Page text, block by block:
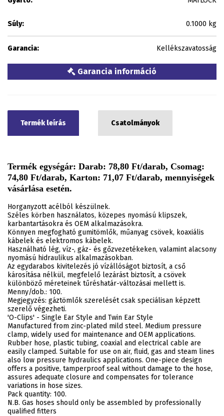
Súly: 0.1000 kg
Garancia: Kellékszavatosság
Garancia információ
Termék leírás Csatolmányok
Termék egységár: Darab: 78,80 Ft/darab, Csomag:
74,80 Ft/darab, Karton: 71,07 Ft/darab, mennyiségek
vásárlása esetén.
Horganyzott acélból készülnek.
Széles körben használatos, közepes nyomású klipszek,
karbantartásokra és OEM alkalmazásokra.
Könnyen megfogható gumitömlők, műanyag csövek, koaxiális
kábelek és elektromos kábelek.
Használható lég, víz-, gáz- és gőzvezetékeken, valamint alacsony
nyomású hidraulikus alkalmazásokban.
Az egydarabos kivitelezés jó vízállóságot biztosít, a cső
károsítása nélkül, megfelelő lezárást biztosít, a csövek
különböző méreteinek tűréshatár-változásai mellett is.
Menny/dob.: 100.
Megjegyzés: gáztömlők szerelését csak speciálisan képzett
szerelő végezheti.
'O-Clips' - Single Ear Style and Twin Ear Style
Manufactured from zinc-plated mild steel. Medium pressure
clamp, widely used for maintenance and OEM applications.
Rubber hose, plastic tubing, coaxial and electrical cable are
easily clamped. Suitable for use on air, fluid, gas and steam lines
also low pressure hydraulics applications. One-piece design
offers a positive, tamperproof seal without damage to the hose,
assures adequate closure and compensates for tolerance
variations in hose sizes.
Pack quantity: 100.
N.B. Gas hoses should only be assembled by professionally
qualified fitters